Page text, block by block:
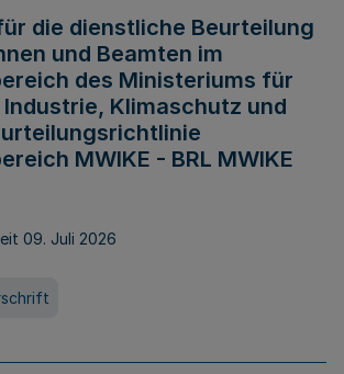
die dienstliche Beurteilung
und Beamten im
des Ministeriums für
Klimaschutz und
MWIKE - BRL MWIKE
09. Juli 2026